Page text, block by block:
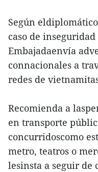
Según
caso de
Embajadaenvía
connacionales a
redes de
Recomienda a
en transporte
concurridoscomo
metro, teatros o
lesinsta a seguir de